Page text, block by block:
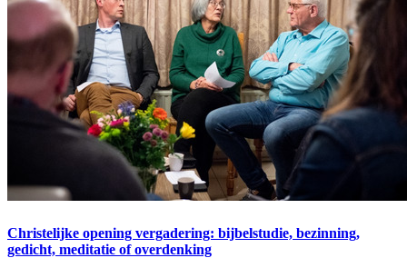
Christelijke opening vergadering: bijbelstudie, bezinning,
gedicht, meditatie of overdenking